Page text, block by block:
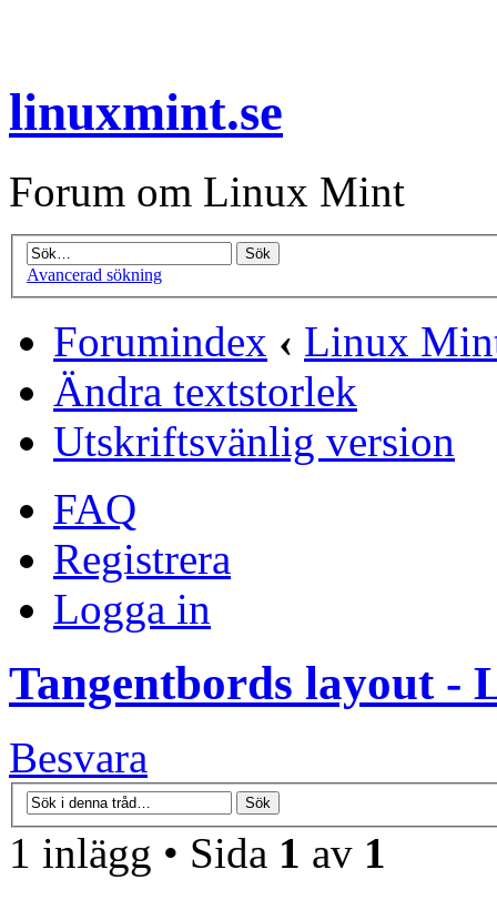
linuxmint.se
Forum om Linux Mint
Avancerad sökning
Forumindex ‹ Linux
Ändra textstorlek
Utskriftsvänlig version
FAQ
Registrera
Logga in
Tangentbords layout -
Besvara
1 inlägg • Sida 1 av 1